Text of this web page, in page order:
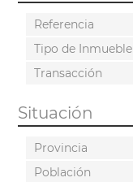
Referencia
Tipo de Inmueble
Transacción
Situación
Provincia
Población